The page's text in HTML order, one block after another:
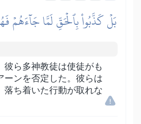
بَلۡ كَذَّبُواْ بِٱلۡحَقِّ لَمَّا جَآءَهُمۡ
彼ら多神教徒は使徒がも
ーンを否定した。彼らは
落ち着いた行動が取れな